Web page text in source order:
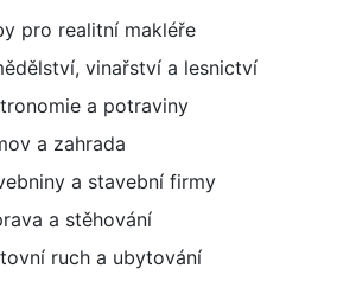
pro realitní makléře
vinařství a lesnictví
a potraviny
a zahrada
a stavební firmy
a stěhování
ruch a ubytování